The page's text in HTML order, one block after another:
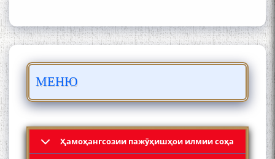
МЕНЮ
Ҳамоҳангсозии пажӯҳишҳои илмии соҳа
БО 4 000 000 СОМОНӢ
МӮЪМИН ҚАНОАТ СОХТА